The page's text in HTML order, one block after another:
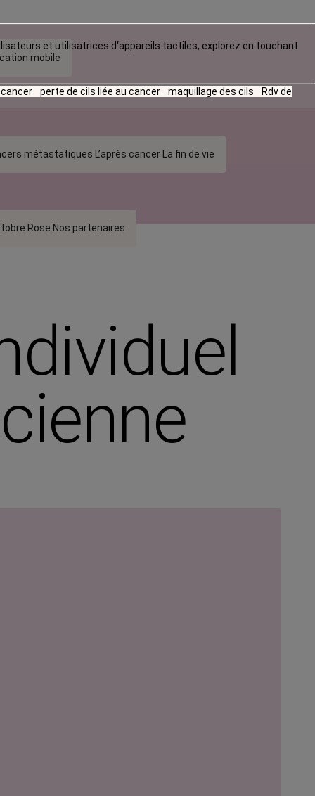
mobile
métastatiques L’après cancer La fin de vie
Rose Nos partenaires
et utilisatrices d‘appareils tactiles, explorez en touchant
perte de cils liée au cancer maquillage des cils Rdv de